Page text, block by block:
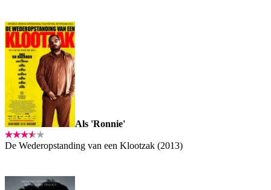
Als 'Ronnie'
De Wederopstanding van een Klootzak (2013)